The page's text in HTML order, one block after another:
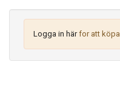
Logga in härfor att köpa